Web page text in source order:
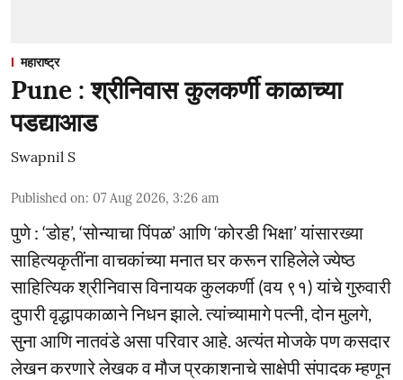
महाराष्ट्र
Pune : श्रीनिवास कुलकर्णी काळाच्या
पडद्याआड
Swapnil S
Published on: 07 Aug 2026, 3:26 am
पुणे : ‘डोह’, ‘सोन्याचा पिंपळ’ आणि ‘कोरडी भिक्षा’ यांसारख्या
साहित्यकृतींना वाचकांच्या मनात घर करून राहिलेले ज्येष्ठ
साहित्यिक श्रीनिवास विनायक कुलकर्णी (वय ९१) यांचे गुरुवारी
दुपारी वृद्धापकाळाने निधन झाले. त्यांच्यामागे पत्नी, दोन मुलगे,
सुना आणि नातवंडे असा परिवार आहे. अत्यंत मोजके पण कसदार
लेखन करणारे लेखक व मौज प्रकाशनाचे साक्षेपी संपादक म्हणून